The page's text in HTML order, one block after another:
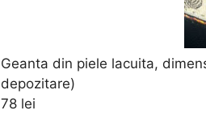
Geanta din piele lacuita,
depozitare)
78 lei